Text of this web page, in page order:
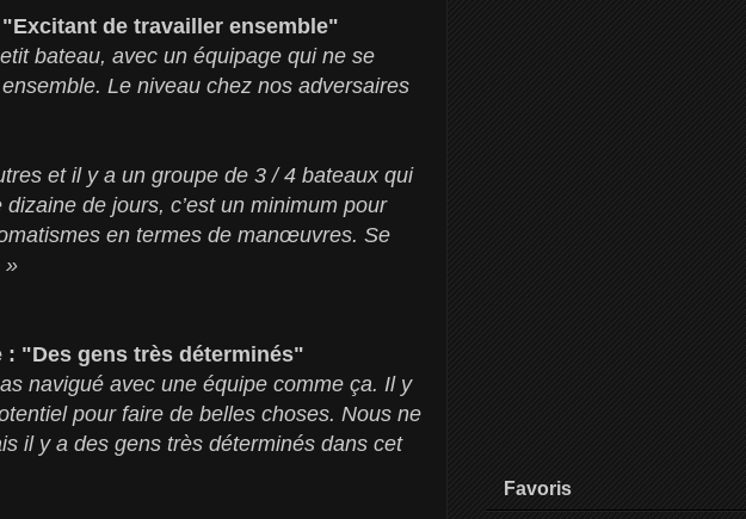
de travailler ensemble"
bateau, avec un équipage qui ne se
Le niveau chez nos adversaires
et il y a un groupe de 3 / 4 bateaux qui
de jours, c’est un minimum pour
en termes de manœuvres. Se
»
: "Des gens très déterminés"
navigué avec une équipe comme ça. Il y
pour faire de belles choses. Nous ne
il y a des gens très déterminés dans cet
Favoris